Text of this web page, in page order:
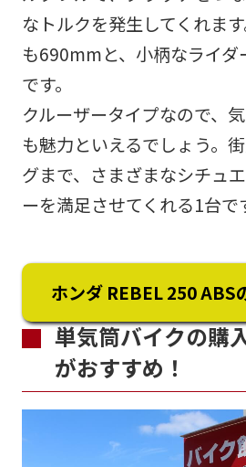
なトルクを発生してくれま
も690mmと、小柄なライダ
です。
クルーザータイプなので、
も魅力といえるでしょう。
グまで、さまざまなシチュ
ーを満足させてくれる1台で
ホンダ REBEL 250 ABS
単気筒バイクの購
がおすすめ！